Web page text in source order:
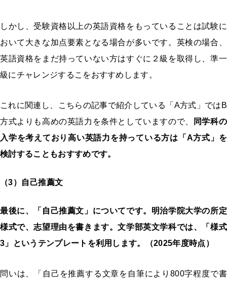
しかし、受験資格以上の英語資格をもっていることは試験に
おいて大きな加点要素となる場合が多いです。英検の場合、
英語資格をまだ持っていない方はすぐに２級を取得し、準一
級にチャレンジするこをおすすめします。
これに関連し、こちらの記事で紹介している「A方式」ではB
方式よりも高めの英語力を条件としていますので、
同学科の
入学を考えており高い英語力を持っている方は「A方式」を
検討することもおすすめです。
（3）自己推薦文
最後に、「自己推薦文」についてです。 明治学院大学の所定
様式で、志望理由を書きます。文学部英文学科では、「様式
3」というテンプレートを利用します。（2025年度時点）
問いは、「自己を推薦する文章を自筆により800字程度で書